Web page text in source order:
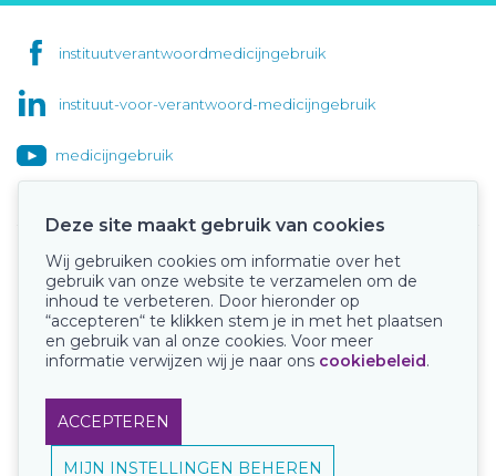
instituutverantwoordmedicijngebruik
instituut-voor-verantwoord-medicijngebruik
medicijngebruik
Onze keurmerken
Deze site maakt gebruik van cookies
Wij gebruiken cookies om informatie over het
gebruik van onze website te verzamelen om de
inhoud te verbeteren. Door hieronder op
“accepteren“ te klikken stem je in met het plaatsen
en gebruik van al onze cookies. Voor meer
informatie verwijzen wij je naar ons cookiebeleid.
ACCEPTEREN
MIJN INSTELLINGEN BEHEREN